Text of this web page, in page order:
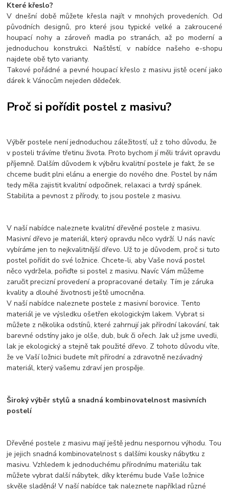
Které křeslo?
V dnešní době můžete křesla najít v mnohých provedeních. Od
původních designů, pro které jsou typické velké a zakroucené
houpací nohy a zároveň madla po stranách, až po moderní a
jednoduchou konstrukci. Naštěstí, v nabídce našeho e-shopu
najdete obě tyto varianty.
Takové pořádné a pevné houpací křeslo z masivu jistě ocení jako
dárek k Vánocům nejeden dědeček.
Proč si pořídit postel z masivu?
Výběr postele není jednoduchou záležitostí, už z toho důvodu, že
v posteli trávíme třetinu života. Proto bychom jí měli trávit opravdu
příjemně. Dalším důvodem k výběru kvalitní postele je fakt, že se
chceme budit plni elánu a energie do nového dne. Postel by nám
tedy měla zajistit kvalitní odpočinek, relaxaci a tvrdý spánek.
Stabilita a pevnost z přírody, to jsou postele z masivu.
V naší nabídce naleznete kvalitní dřevěné postele z masivu.
Masivní dřevo je materiál, který opravdu něco vydrží. U nás navíc
vybíráme jen to nejkvalitnější dřevo. Už to je důvodem, proč si tuto
postel pořídit do své ložnice. Chcete-li, aby Vaše nová postel
něco vydržela, pořiďte si postel z masivu. Navíc Vám můžeme
zaručit precizní provedení a propracované detaily. Tím je záruka
kvality a dlouhé životnosti ještě umocněna.
V naší nabídce naleznete postele z masivní borovice. Tento
materiál je ve výsledku ošetřen ekologickým lakem. Vybrat si
můžete z několika odstínů, které zahrnují jak přírodní lakování, tak
barevné odstíny jako je olše, dub, buk či ořech. Jak už jsme uvedli,
lak je ekologický a stejně tak použité dřevo. Z tohoto důvodu víte,
že ve Vaší ložnici budete mít přírodní a zdravotně nezávadný
materiál, který vašemu zdraví jen prospěje.
Široký výběr stylů a snadná kombinovatelnost masivních
postelí
Dřevěné postele z masivu mají ještě jednu nespornou výhodu. Tou
je jejich snadná kombinovatelnost s dalšími kousky nábytku z
masivu. Vzhledem k jednoduchému přírodnímu materiálu tak
můžete vybrat další nábytek, díky kterému bude Vaše ložnice
skvěle sladěná! V naší nabídce tak naleznete například různé